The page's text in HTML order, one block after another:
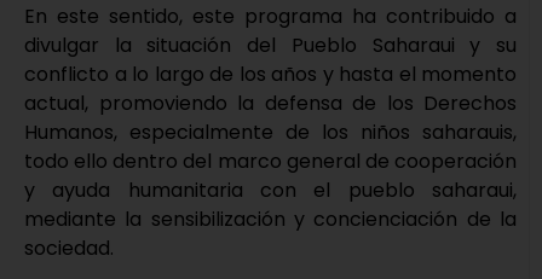
En este sentido, este programa ha contribuido a
divulgar la situación del Pueblo Saharaui y su
conflicto a lo largo de los años y hasta el momento
actual, promoviendo la defensa de los Derechos
Humanos, especialmente de los niños saharauis,
todo ello dentro del marco general de cooperación
y ayuda humanitaria con el pueblo saharaui,
mediante la sensibilización y concienciación de la
sociedad.